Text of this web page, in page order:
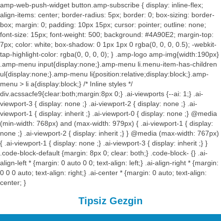
amp-web-push-widget button.amp-subscribe { display: inline-flex;
align-items: center; border-radius: 5px; border: 0; box-sizing: border-
box; margin: 0; padding: 10px 15px; cursor: pointer; outline: none;
font-size: 15px; font-weight: 500; background: #4A90E2; margin-top:
7px; color: white; box-shadow: 0 1px 1px 0 rgba(0, 0, 0, 0.5); -webkit-
tap-highlight-color: rgba(0, 0, 0, 0); } .amp-logo amp-img{width:190px}
.amp-menu input{display:none;}.amp-menu li.menu-item-has-children
ul{display:none;}.amp-menu li{position:relative;display:block;}.amp-
menu > li a{display:block;} /* Inline styles */
div.acssacfe9{clear:both;margin:8px 0;} .ai-viewports {--ai: 1;} .ai-
viewport-3 { display: none ;} .ai-viewport-2 { display: none ;} .ai-
viewport-1 { display: inherit ;} .ai-viewport-0 { display: none ;} @media
(min-width: 768px) and (max-width: 979px) { .ai-viewport-1 { display:
none ;} .ai-viewport-2 { display: inherit ;} } @media (max-width: 767px)
{ .ai-viewport-1 { display: none ;} .ai-viewport-3 { display: inherit ;} }
.code-block-default {margin: 8px 0; clear: both;} .code-block- {} .ai-
align-left * {margin: 0 auto 0 0; text-align: left;} .ai-align-right * {margin:
0 0 0 auto; text-align: right;} .ai-center * {margin: 0 auto; text-align:
center; }
Tipsiz Gezgin